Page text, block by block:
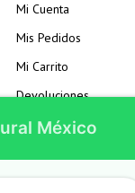
Mi Cuenta
Mis Pedidos
Mi Carrito
Devoluciones
Detalles de la Cuenta
México